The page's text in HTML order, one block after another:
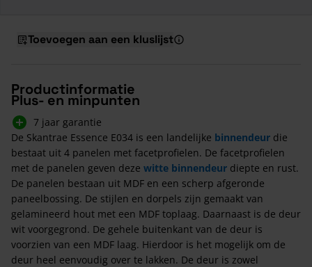
Toevoegen aan een kluslijst
Productinformatie
Plus- en minpunten
7 jaar garantie
De Skantrae Essence E034 is een landelijke binnendeur die
bestaat uit 4 panelen met facetprofielen. De facetprofielen
met de panelen geven deze witte binnendeur diepte en rust.
De panelen bestaan uit MDF en een scherp afgeronde
paneelbossing. De stijlen en dorpels zijn gemaakt van
gelamineerd hout met een MDF toplaag. Daarnaast is de deur
wit voorgegrond. De gehele buitenkant van de deur is
voorzien van een MDF laag. Hierdoor is het mogelijk om de
deur heel eenvoudig over te lakken. De deur is zowel